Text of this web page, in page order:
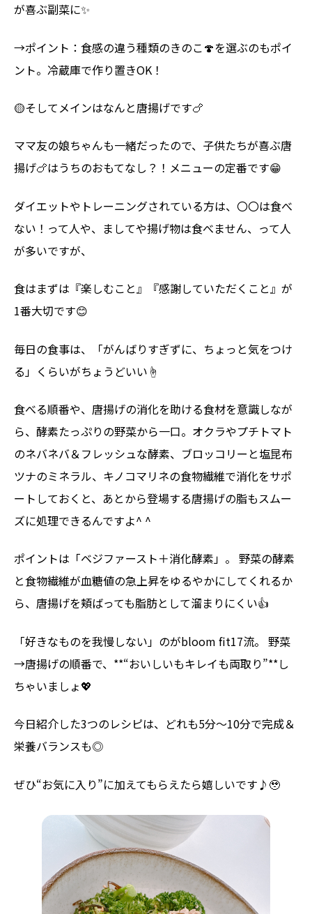
が喜ぶ副菜に✨
→ポイント：食感の違う種類のきのこ🍄を選ぶのもポイ
ント。冷蔵庫で作り置きOK！
🟡そしてメインはなんと唐揚げです🍗
ママ友の娘ちゃんも一緒だったので、子供たちが喜ぶ唐
揚げ🍗はうちのおもてなし？！メニューの定番です😁
ダイエットやトレーニングされている方は、〇〇は食べ
ない！って人や、ましてや揚げ物は食べません、って人
が多いですが、
食はまずは『楽しむこと』『感謝していただくこと』が
1番大切です😊
毎日の食事は、「がんばりすぎずに、ちょっと気をつけ
る」くらいがちょうどいい☝️
食べる順番や、唐揚げの消化を助ける食材を意識しなが
ら、酵素たっぷりの野菜から一口。オクラやプチトマト
のネバネバ＆フレッシュな酵素、ブロッコリーと塩昆布
ツナのミネラル、キノコマリネの食物繊維で消化をサポ
ートしておくと、あとから登場する唐揚げの脂もスムー
ズに処理できるんですよ^ ^
ポイントは「ベジファースト＋消化酵素」。 野菜の酵素
と食物繊維が血糖値の急上昇をゆるやかにしてくれるか
ら、唐揚げを頬ばっても脂肪として溜まりにくい👍
「好きなものを我慢しない」のがbloom fit17流。 野菜
→唐揚げの順番で、**“おいしいもキレイも両取り”**し
ちゃいましょ💖
今日紹介した3つのレシピは、どれも5分〜10分で完成＆
栄養バランスも◎
ぜひ“お気に入り”に加えてもらえたら嬉しいです♪🥹